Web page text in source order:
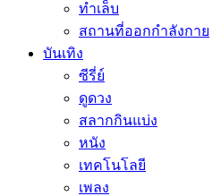
ทำเล็บ
สถานที่ออกกำลังกาย
บันเทิง
ซีรี่ย์
ดูดวง
สลากกินแบ่ง
หนัง
เทคโนโลยี
เพลง